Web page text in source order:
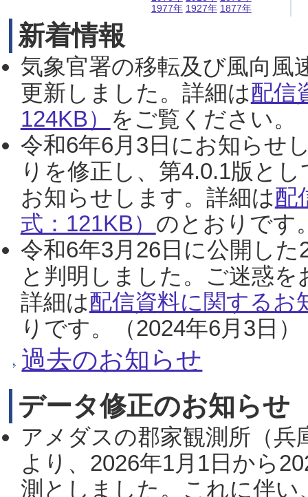
1977年 1927年 1877年
新着情報
気象官署の移転及び風向風
更新しました。詳細は配信
124KB） をご覧ください。
令和6年6月3日にお知らせ
りを修正し、第4.0.1版と
お知らせします。詳細は配
式：121KB） のとおりです
令和6年3月26日に公開し
と判明しました。ご迷惑
詳細は配信資料に関するお
りです。（2024年6月3日）
過去のお知らせ
データ修正のお知らせ
アメダスの郡家観測所（
より、2026年1月1日から
測としました。これに伴い